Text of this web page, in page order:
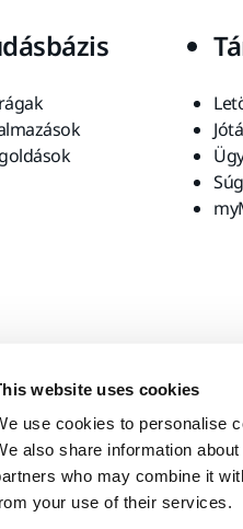
website uses cookies
use cookies to personalise
also share information
who may combine it
your use of their services.